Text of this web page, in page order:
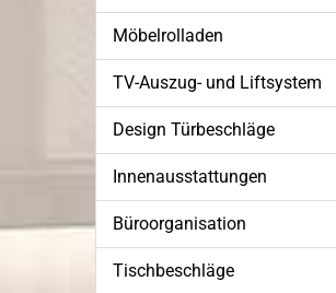
Möbelrolladen
TV-Auszug- und Liftsystem
Design Türbeschläge
Innenausstattungen
Büroorganisation
Tischbeschläge